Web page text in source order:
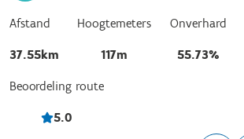
Afstand
37.55km
Hoogtemeters
117m
Onverhard
55.73%
Beoordeling route
5.0